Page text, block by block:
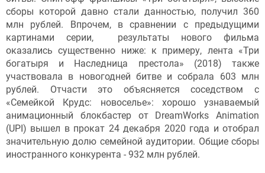
сборы которой давно стали данностью, получил 360
млн рублей. Впрочем, в сравнении с предыдущими
картинами серии, результаты нового фильма
оказались существенно ниже: к примеру, лента «Три
богатыря и Наследница престола» (2018) также
участвовала в новогодней битве и собрала 603 млн
рублей. Отчасти это объясняется соседством с
«Семейкой Крудс: новоселье»: хорошо узнаваемый
анимационный блокбастер от DreamWorks Animation
(UPI) вышел в прокат 24 декабря 2020 года и отобрал
значительную долю семейной аудитории. Общие сборы
иностранного конкурента - 932 млн рублей.